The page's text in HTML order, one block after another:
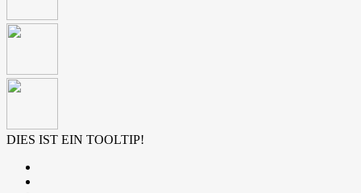
DIES IST EIN TOOLTIP!